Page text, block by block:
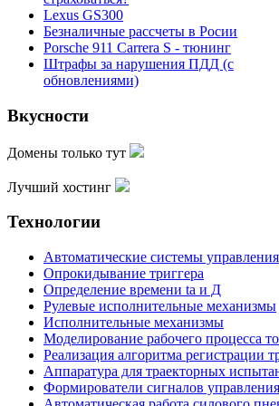
Lexus GS300
Безналичные рассчеты в Росии
Porsche 911 Carrera S - тюнинг
Штрафы за нарушения ПДД (с
обновлениями)
Вкусности
Домены только тут
Лучший хостинг
Технологии
Автоматические системы управления
Опрокидывание триггера
Определение времени ta и Д
Рулевые исполнительные механизмы
Исполнительные механизмы
Моделирование рабочего процесса
Реализация алгоритма регистрации
Аппаратура для траекторных
Формирователи сигналов управления